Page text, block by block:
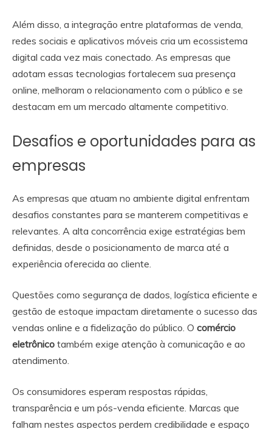
Além disso, a integração entre plataformas de venda,
redes sociais e aplicativos móveis cria um ecossistema
digital cada vez mais conectado. As empresas que
adotam essas tecnologias fortalecem sua presença
online, melhoram o relacionamento com o público e se
destacam em um mercado altamente competitivo.
Desafios e oportunidades para as
empresas
As empresas que atuam no ambiente digital enfrentam
desafios constantes para se manterem competitivas e
relevantes. A alta concorrência exige estratégias bem
definidas, desde o posicionamento de marca até a
experiência oferecida ao cliente.
Questões como segurança de dados, logística eficiente e
gestão de estoque impactam diretamente o sucesso das
vendas online e a fidelização do público. O comércio
eletrônico também exige atenção à comunicação e ao
atendimento.
Os consumidores esperam respostas rápidas,
transparência e um pós-venda eficiente. Marcas que
falham nestes aspectos perdem credibilidade e espaço